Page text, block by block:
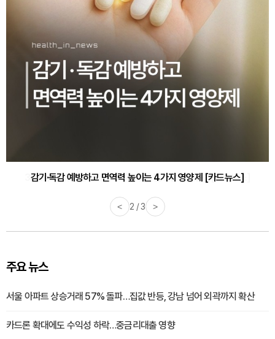
감기·독감 예방하고 면역력 높이는 4가지 영양제 [카드뉴스]
< 3 / 3 >
주요 뉴스
서울 아파트 상승거래 57% 돌파…집값 반등, 강남 넘어 외곽까지 확산
카드론 확대에도 수익성 하락…중금리대출 영향